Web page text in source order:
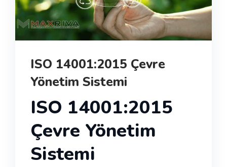
ISO 14001:2015 Çevre
Yönetim Sistemi
ISO 14001:2015
Çevre Yönetim
Sistemi